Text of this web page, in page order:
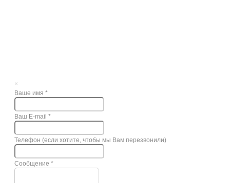
×
Ваше имя *
Ваш E-mail *
Телефон (если хотите, чтобы мы Вам перезвонили)
Сообщение *